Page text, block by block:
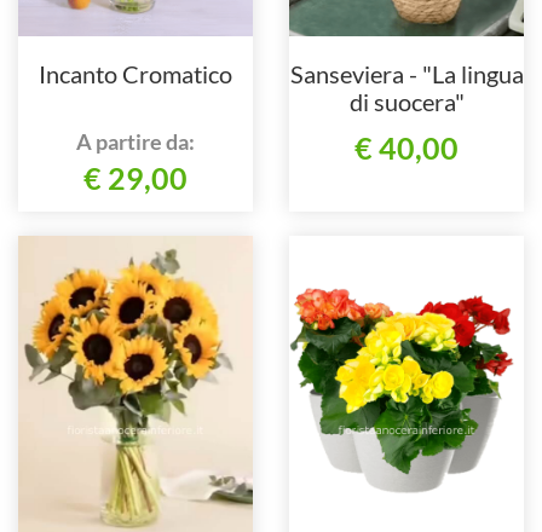
Incanto Cromatico
A partire da:
€ 29,00
Sanseviera - "La lingua
di suocera"
€ 40,00